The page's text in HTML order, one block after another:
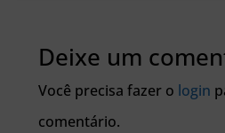
Deixe um
Você precisa fazer o login
comentário.